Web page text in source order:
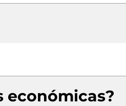
económicas?